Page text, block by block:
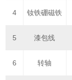
4 钕铁硼磁铁
5 漆包线
6 转轴